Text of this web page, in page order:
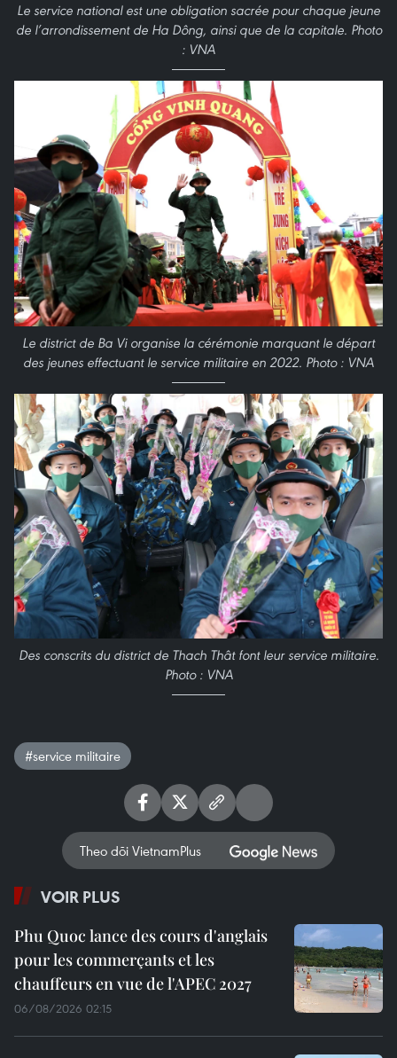
Le service national est une obligation sacrée pour chaque jeune
de l’arrondissement de Ha Dông, ainsi que de la capitale. Photo
: VNA
Le district de Ba Vi organise la cérémonie marquant le départ
des jeunes effectuant le service militaire en 2022. Photo : VNA
Des conscrits du district de Thach Thât font leur service militaire.
Photo : VNA
#service militaire
Theo dõi VietnamPlus
VOIR PLUS
Phu Quoc lance des cours d'anglais
pour les commerçants et les
chauffeurs en vue de l'APEC 2027
06/08/2026 02:15